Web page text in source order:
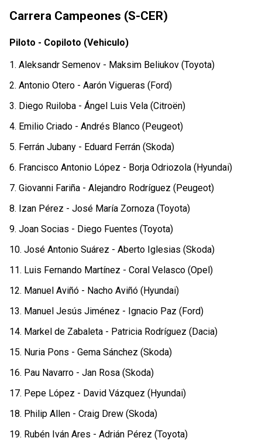
Carrera Campeones (S-CER)
Piloto - Copiloto (Vehiculo)
1. Aleksandr Semenov - Maksim Beliukov (Toyota)
2. Antonio Otero - Aarón Vigueras (Ford)
3. Diego Ruiloba - Ángel Luis Vela (Citroën)
4. Emilio Criado - Andrés Blanco (Peugeot)
5. Ferrán Jubany - Eduard Ferrán (Skoda)
6. Francisco Antonio López - Borja Odriozola (Hyundai)
7. Giovanni Fariña - Alejandro Rodríguez (Peugeot)
8. Izan Pérez - José María Zornoza (Toyota)
9. Joan Socias - Diego Fuentes (Toyota)
10. José Antonio Suárez - Aberto Iglesias (Skoda)
11. Luis Fernando Martínez - Coral Velasco (Opel)
12. Manuel Aviñó - Nacho Aviñó (Hyundai)
13. Manuel Jesús Jiménez - Ignacio Paz (Ford)
14. Markel de Zabaleta - Patricia Rodríguez (Dacia)
15. Nuria Pons - Gema Sánchez (Skoda)
16. Pau Navarro - Jan Rosa (Skoda)
17. Pepe López - David Vázquez (Hyundai)
18. Philip Allen - Craig Drew (Skoda)
19. Rubén Iván Ares - Adrián Pérez (Toyota)